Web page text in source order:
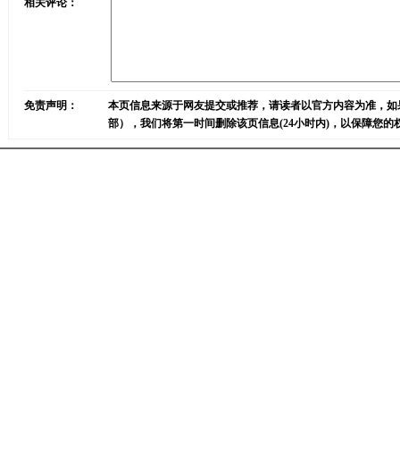
相关评论：
免责声明：
本页信息来源于网友提交或推荐，请读者以官方内容为准，
部），我们将第一时间删除该页信息(24小时内)，以保障您的